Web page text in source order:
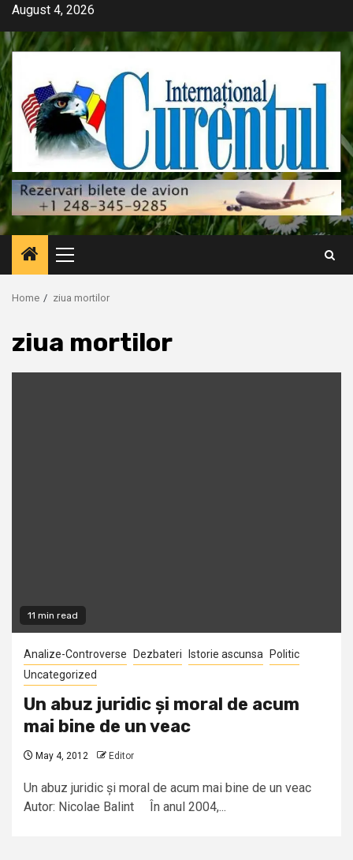
Skip
content
August 4, 2026
Primary
Menu
Home ziua mortilor
ziua mortilor
11 min read
Analize-Controverse Dezbateri Istorie ascunsa
Politic
Uncategorized
Un abuz juridic și moral de acum
mai bine de un veac
May 4, 2012 Editor
Un abuz juridic și moral de acum mai bine de un veac
Autor: Nicolae Balint În anul 2004,...